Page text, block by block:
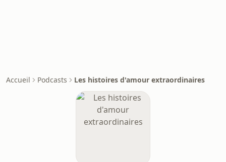
Accueil Podcasts Les histoires d'amour extraordinaires